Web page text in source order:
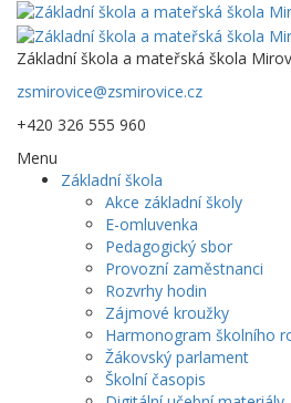
Základní škola a mateřská škola
zsmirovice@zsmirovice.cz
+420 326 555 960
Menu
Základní škola
Akce základní školy
E-omluvenka
Pedagogický sbor
Provozní zaměstnanci
Rozvrhy hodin
Zájmové kroužky
Harmonogram školního
Žákovský parlament
Školní časopis